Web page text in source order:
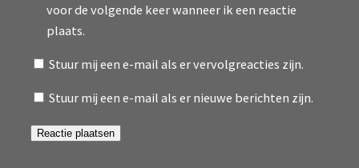
voor de volgende keer wanneer ik een reactie
plaats.
Stuur mij een e-mail als er vervolgreacties zijn.
Stuur mij een e-mail als er nieuwe berichten zijn.